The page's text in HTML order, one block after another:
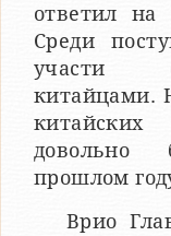
ответил на
Среди
участи
китайцами.
довольно
прошлом
Врио